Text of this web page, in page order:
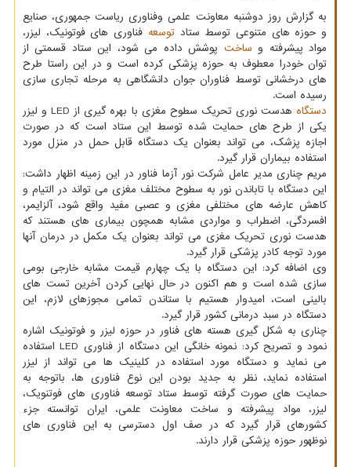
به گزارش روز دوشنبه معاونت علمی وفناوری ریاست جمهوری، صنایع
و حوزه­ های متنوعی توسط ستادتوسعه فناوری های فوتونیک، لیزر،
مواد پیشرفته و ساخت پوشش داده می شود، این ستاد قسمتی از
توان خودرا معطوف به حوزه پزشکی کرده است و در این راستا طرح
های درخشانی توسط فناوران جوان دانشگاهی به مرحله تجاری سازی
رسیده است.
دستگاه
هدست نوری تحریک سطوح مغزی با بهره گیری از LED و لیزر
یکی از طرح های حمایت شده توسط این ستاد است که در صورت
اجازه پزشک، می تواند بعنوان یک دستگاه قابل حمل در منزل مورد
استفاده بیماران قرار گیرد.
مریم چناری مدیر عامل شرکت نور آزما فناور در این زمینه اظهار داشت:
این دستگاه با تاباندن نور به سطوح مختلف مغزی می تواند در التیام و
کاهش عارضه های مختلفی مغزی و عصبی مفید واقع شود، آلزایمر،
افسردگی، اضطراب و مواردی مشابه همچون بیماری های هستند که
هدست نوری تحریک مغزی می تواند بعنوان یک مکمل در درمان آنها
مورد توجه کادر پزشکی قرار گیرد.
وی اضافه کرد: این دستگاه با یک چهارم قیمت مشابه خارجی بومی
سازی شده است و هم اکنون در حال نهایی کردن آخرین تست های
بالینی است، امیدوار هستیم با ستاندن تمامی مجوزهای لازم، این
دستگاه در سبد درمانی کشور قرار گیرد.
چناری به شکل گیری هسته های فناور در حوزه لیزر و فوتونیک اشاره
نمود و تصریح کرد: نمونه خانگی این دستگاه از فناوری LED استفاده
می نماید و دستگاه مورد استفاده در کلینیک ها می تواند از لیزر
استفاده نماید، نظر به جدید بودن این نوع فناوری ها، باتوجه به
حمایت های صورت گرفته توسط ستاد توسعه فناوری های فوتنویک،
لیزر، مواد پیشرفته و ساخت معاونت علمی، ایران توانسته جزء
کشورهای قرار گیرد که در صف اول دسترسی به این فناوری های
نوظهور حوزه پزشکی قرار دارند.